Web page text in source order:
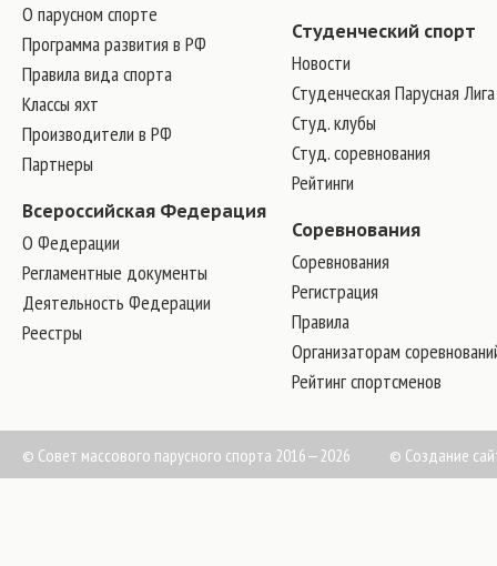
О парусном спорте
Программа развития в РФ
Правила вида спорта
Классы яхт
Производители в РФ
Партнеры
Всероссийская Федерация
О Федерации
Регламентные документы
Деятельность Федерации
Реестры
Студенческий спорт
Новости
Студенческая Парусная Лига
Студ. клубы
Студ. соревнования
Рейтинги
Соревнования
Соревнования
Регистрация
Правила
Организаторам
Рейтинг спортсменов
© Совет массового парусного спорта 2016—2026 © Создание